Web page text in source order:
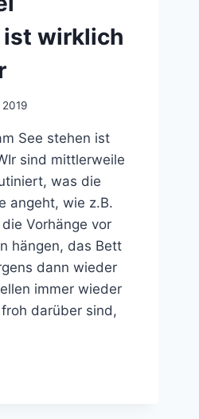
ist wirklich
See stehen ist
sind mittlerweile
was die
angeht, wie z.B.
Vorhänge vor
hängen, das Bett
dann wieder
immer wieder
darüber sind,